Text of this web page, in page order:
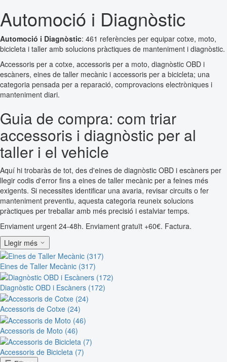
Automoció i Diagnòstic
Automoció i Diagnòstic: 461 referències per equipar cotxe, moto,
bicicleta i taller amb solucions pràctiques de manteniment i diagnòstic.
Accessoris per a cotxe, accessoris per a moto, diagnòstic OBD i
escàners, eines de taller mecànic i accessoris per a bicicleta; una
categoria pensada per a reparació, comprovacions electròniques i
manteniment diari.
Guia de compra: com triar
accessoris i diagnòstic per al
taller i el vehicle
Aquí hi trobaràs de tot, des d'eines de diagnòstic OBD i escàners per
llegir codis d'error fins a eines de taller mecànic per a feines més
exigents. Si necessites identificar una avaria, revisar circuits o fer
manteniment preventiu, aquesta categoria reuneix solucions
pràctiques per treballar amb més precisió i estalviar temps.
Enviament urgent 24-48h. Enviament gratuït +60€. Factura.
Llegir més
Eines de Taller Mecànic (317)
Diagnòstic OBD i Escàners (172)
Accessoris de Cotxe (24)
Accessoris de Moto (46)
Accessoris de Bicicleta (7)